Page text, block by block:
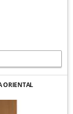
ORIENTAL